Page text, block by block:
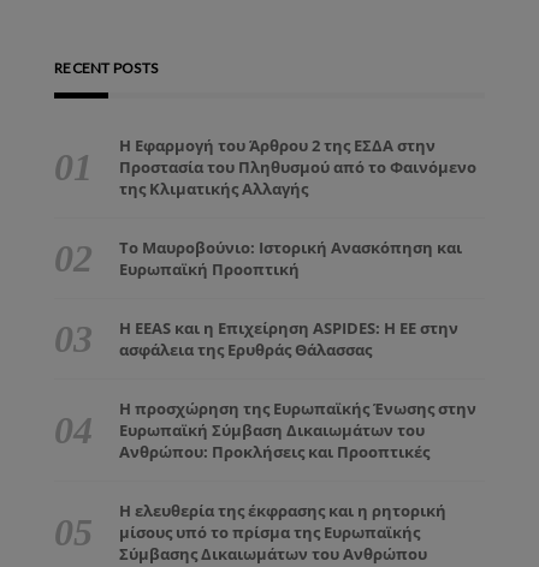
RECENT POSTS
Η Εφαρμογή του Άρθρου 2 της ΕΣΔΑ στην
Προστασία του Πληθυσμού από το Φαινόμενο
της Κλιματικής Αλλαγής
Το Μαυροβούνιο: Ιστορική Ανασκόπηση και
Ευρωπαϊκή Προοπτική
Η EEAS και η Επιχείρηση ASPIDES: Η ΕΕ στην
ασφάλεια της Ερυθράς Θάλασσας
Η προσχώρηση της Ευρωπαϊκής Ένωσης στην
Ευρωπαϊκή Σύμβαση Δικαιωμάτων του
Ανθρώπου: Προκλήσεις και Προοπτικές
Η ελευθερία της έκφρασης και η ρητορική
μίσους υπό το πρίσμα της Ευρωπαϊκής
Σύμβασης Δικαιωμάτων του Ανθρώπου